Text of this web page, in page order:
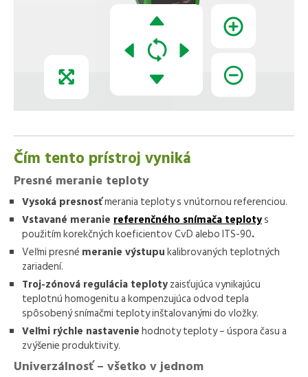
Čím tento prístroj vyniká
Presné meranie teploty
Vysoká presnosťmerania teploty s vnútornou referenciou.
Vstavané meranie referenčného snímača teplotys
použitím korekčných koeficientov CvD alebo ITS-90.
Veľmi presné meranie výstupukalibrovaných teplotných
zariadení.
Troj-zónová regulácia teplotyzaisťujúca vynikajúcu
teplotnú homogenitu a kompenzujúca odvod tepla
spôsobený snímačmi teploty inštalovanými do vložky.
Veľmi rýchle nastaveniehodnoty teploty – úspora času a
zvýšenie produktivity.
Univerzálnosť – všetko v jednom